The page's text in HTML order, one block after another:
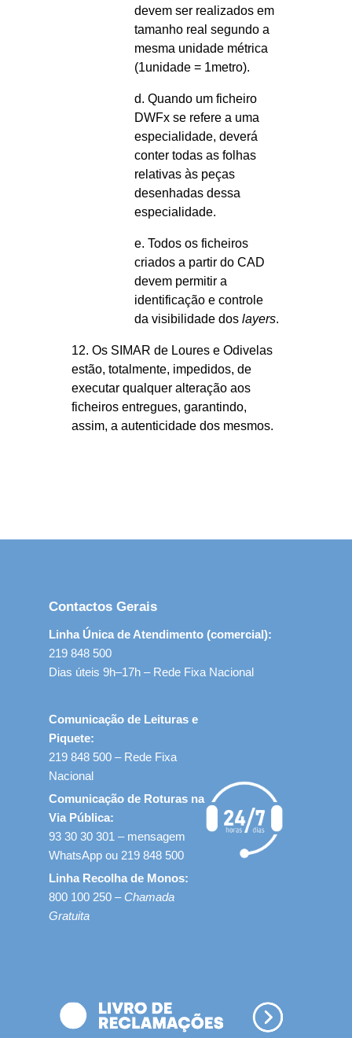
devem ser realizados em
tamanho real segundo a
mesma unidade métrica
(1unidade = 1metro).
d. Quando um ficheiro
DWFx se refere a uma
especialidade, deverá
conter todas as folhas
relativas às peças
desenhadas dessa
especialidade.
e. Todos os ficheiros
criados a partir do CAD
devem permitir a
identificação e controle
da visibilidade dos layers.
12. Os SIMAR de Loures e Odivelas
estão, totalmente, impedidos, de
executar qualquer alteração aos
ficheiros entregues, garantindo,
assim, a autenticidade dos mesmos.
Contactos Gerais
Linha Única de Atendimento (comercial):
219 848 500
Dias úteis 9h–17h – Rede Fixa Nacional
Comunicação de Leituras e
Piquete:
219 848 500 – Rede Fixa
Nacional
Comunicação de Roturas na
Via Pública:
93 30 30 301 – mensagem
WhatsApp ou 219 848 500
Linha Recolha de Monos:
800 100 250 – Chamada
Gratuita